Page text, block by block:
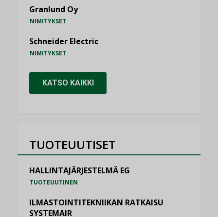
Granlund Oy
NIMITYKSET
Schneider Electric
NIMITYKSET
KATSO KAIKKI
TUOTEUUTISET
HALLINTAJÄRJESTELMÄ EG
TUOTEUUTINEN
ILMASTOINTITEKNIIKAN RATKAISU
SYSTEMAIR